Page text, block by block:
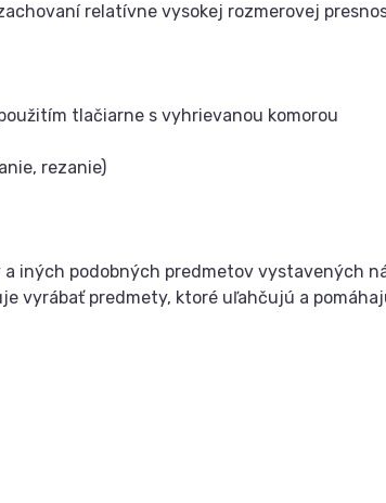
relatívne vysokej rozmerovej
tlačiarne s vyhrievanou komorou
rezanie)
iných podobných predmetov vystavených
vyrábať predmety, ktoré uľahčujú a